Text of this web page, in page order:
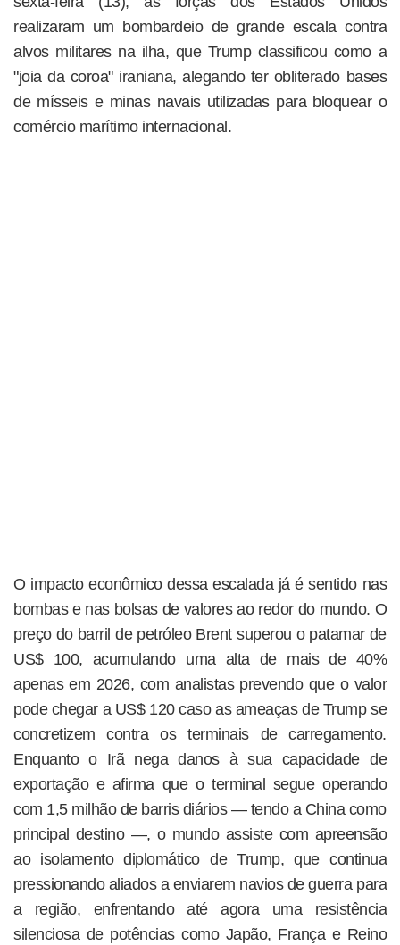
realizaram um bombardeio de grande escala contra
alvos militares na ilha, que Trump classificou como a
"joia da coroa" iraniana, alegando ter obliterado bases
de mísseis e minas navais utilizadas para bloquear o
comércio marítimo internacional.
O impacto econômico dessa escalada já é sentido nas
bombas e nas bolsas de valores ao redor do mundo. O
preço do barril de petróleo Brent superou o patamar de
US$ 100, acumulando uma alta de mais de 40%
apenas em 2026, com analistas prevendo que o valor
pode chegar a US$ 120 caso as ameaças de Trump se
concretizem contra os terminais de carregamento.
Enquanto o Irã nega danos à sua capacidade de
exportação e afirma que o terminal segue operando
com 1,5 milhão de barris diários — tendo a China como
principal destino —, o mundo assiste com apreensão
ao isolamento diplomático de Trump, que continua
pressionando aliados a enviarem navios de guerra para
a região, enfrentando até agora uma resistência
silenciosa de potências como Japão, França e Reino